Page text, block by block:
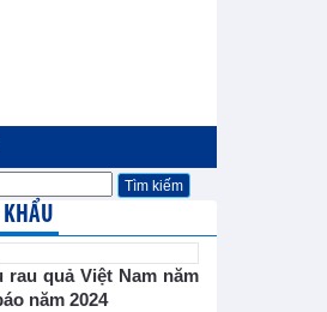
rau quả Việt Nam năm
năm 2024